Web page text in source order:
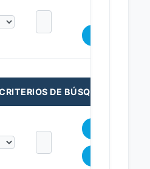
DE BÚSQUEDA: